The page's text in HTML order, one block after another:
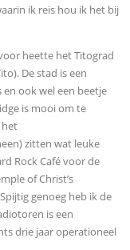
ik reis hou ik het bij
heette het Titograd
De stad is een
ook wel een beetje
is mooi om te
het
zitten wat leuke
Rock Café voor de
of Christ’s
genoeg heb ik de
is een
drie jaar operationeel